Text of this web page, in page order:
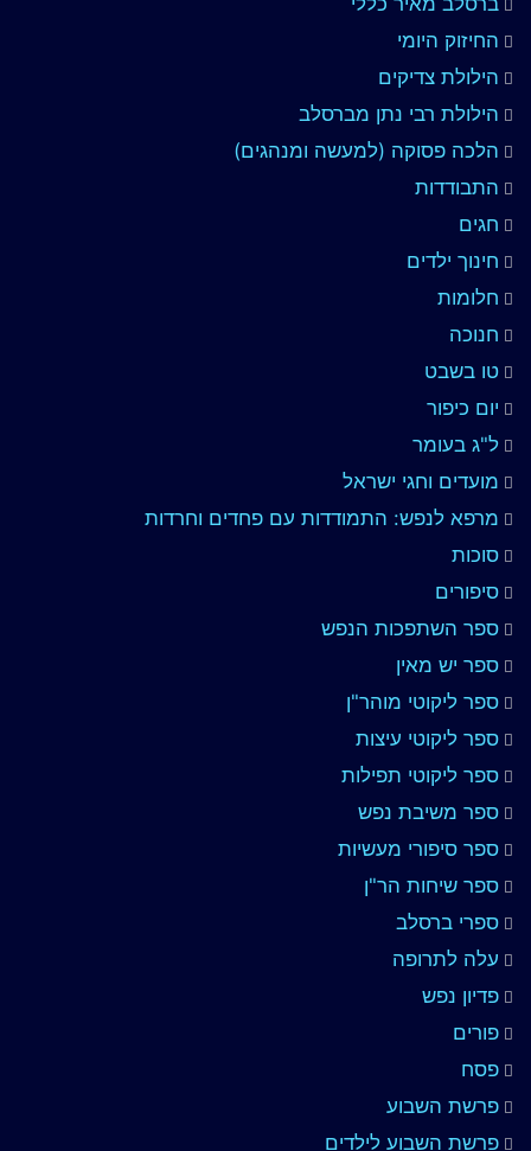
החיזוק היומי
הילולת צדיקים
הילולת רבי נתן מברסלב
הלכה פסוקה (למעשה ומנהגים)
התבודדות
חגים
חינוך ילדים
חלומות
חנוכה
טו בשבט
יום כיפור
ל"ג בעומר
מועדים וחגי ישראל
מרפא לנפש: התמודדות עם פחדים וחרדות
סוכות
סיפורים
ספר השתפכות הנפש
ספר יש מאין
ספר ליקוטי מוהר"ן
ספר ליקוטי עיצות
ספר ליקוטי תפילות
ספר משיבת נפש
ספר סיפורי מעשיות
ספר שיחות הר"ן
ספרי ברסלב
עלה לתרופה
פדיון נפש
פורים
פסח
פרשת השבוע
פרשת השבוע לילדים